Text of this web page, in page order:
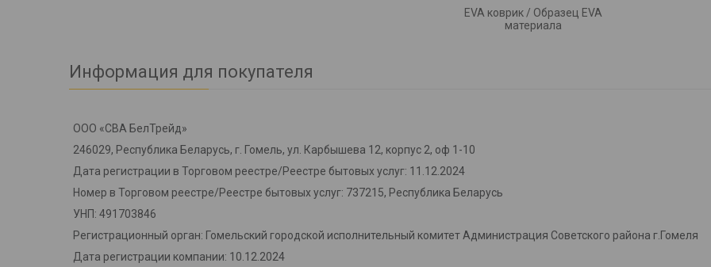
EVA коврик / Образец EVA
материала
Информация для покупателя
ООО «СВА БелТрейд»
246029, Республика Беларусь, г. Гомель, ул. Карбышева 12, корпус 2, оф 1-10
Дата регистрации в Торговом реестре/Реестре бытовых услуг: 11.12.2024
Номер в Торговом реестре/Реестре бытовых услуг: 737215, Республика Беларусь
УНП: 491703846
Регистрационный орган: Гомельский городской исполнительный комитет Администрация Советского района г.Гомеля
Дата регистрации компании: 10.12.2024